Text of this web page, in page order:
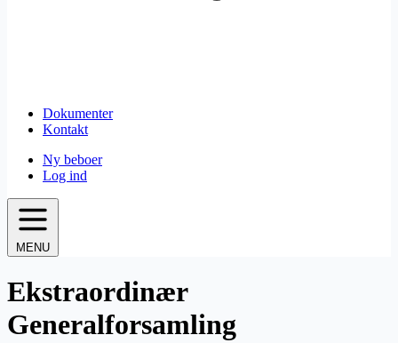
Dokumenter
Kontakt
Ny beboer
Log ind
MENU
Ekstraordinær
Generalforsamling